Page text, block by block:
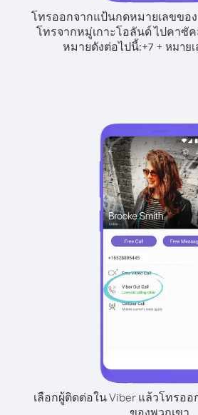
โทรออกจากแป้นกดหมายเลขของ
โทรจากหมู่เกาะโอลันด์ ไปคาซัค
หมายดังต่อไปนี้:+7+ หมาย
เลือกผู้ติดต่อใน Viber แล้วโทรอ
ของพวกเขา